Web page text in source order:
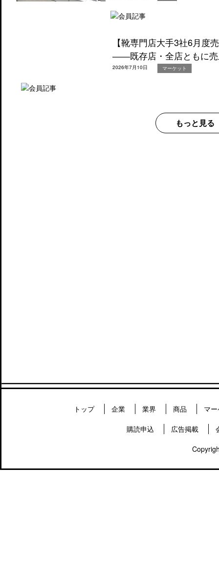
【靴専門店大手3社6月度
――既存店・全店ともに売
2026年7月10日 マーケット
もっと見る
トップ 企業 業界 商品 マ
購読申込 広告掲載